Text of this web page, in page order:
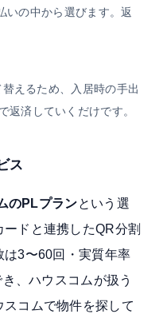
いの中から選びます。返
えるため、入居時の手出
返済していくだけです。
ス
のPLプランという選
ドと連携したQR分割
は3〜60回・実質年率
、ハウスコムが扱う
コムで物件を探して